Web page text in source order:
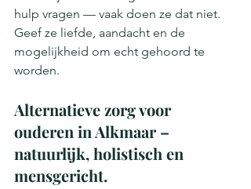
hulp vragen — vaak doen ze dat niet.
Geef ze liefde, aandacht en de
mogelijkheid om echt gehoord te
worden.
Alternatieve zorg voor
ouderen in Alkmaar –
natuurlijk, holistisch en
mensgericht.